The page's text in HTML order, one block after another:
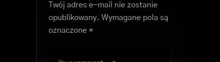
Twój adres e-mail nie zostanie
opublikowany. Wymagane pola są
oznaczone *